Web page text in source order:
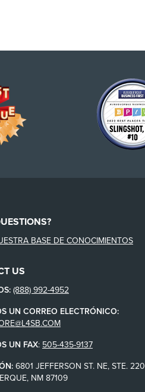
BASE DE CONOCIMIENTOS
US
(888) 992-4952
UN CORREO ELECTRÓNICO:
UN FAX: 505-435-9137
6801 JEFFERSON ST. NE, STE. 220
NM 87109